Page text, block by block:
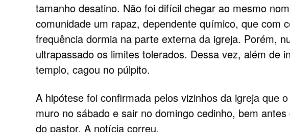
tamanho desatino. Não foi difícil chegar ao mesmo
comunidade um rapaz, dependente químico, que com
frequência dormia na parte externa da igreja. Porém,
ultrapassado os limites tolerados. Dessa vez, além de
templo, cagou no púlpito.
A hipótese foi confirmada pelos vizinhos da igreja que
muro no sábado e sair no domingo cedinho, bem
do pastor. A notícia correu.